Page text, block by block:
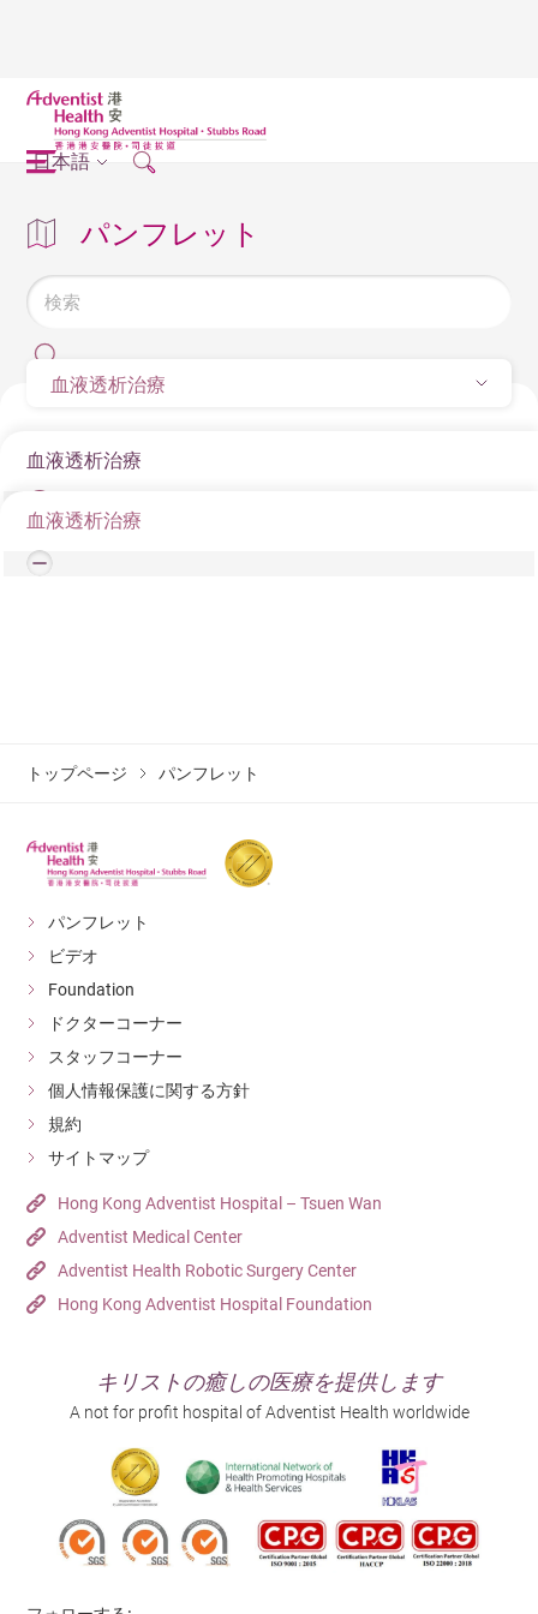
日本語
パンフレット
血液透析治療
血液透析治療
血液透析治療
血液透析治療
トップページ パンフレット
パンフレット
ビデオ
Foundation
ドクターコーナー
スタッフコーナー
個人情報保護に関する方針
規約
サイトマップ
Hong Kong Adventist Hospital – Tsuen Wan
Adventist Medical Center
Adventist Health Robotic Surgery Center
Hong Kong Adventist Hospital Foundation
キリストの癒しの医療を提供します
A not for profit hospital of Adventist Health worldwide